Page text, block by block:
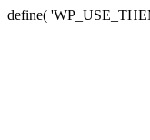
define(